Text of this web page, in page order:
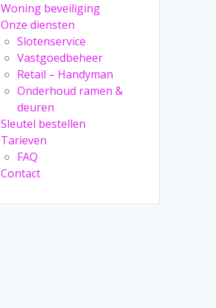
Woning beveiliging
Onze diensten
Slotenservice
Vastgoedbeheer
Retail – Handyman
Onderhoud ramen &
deuren
Sleutel bestellen
Tarieven
FAQ
Contact